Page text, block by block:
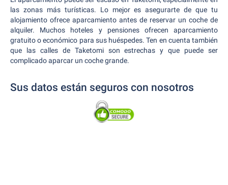
las zonas más turísticas. Lo mejor es asegurarte de que tu
alojamiento ofrece aparcamiento antes de reservar un coche de
alquiler. Muchos hoteles y pensiones ofrecen aparcamiento
gratuito o económico para sus huéspedes. Ten en cuenta también
que las calles de Taketomi son estrechas y que puede ser
complicado aparcar un coche grande.
Sus datos están seguros con nosotros